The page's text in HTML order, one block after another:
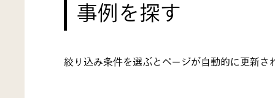
事例を探す
絞り込み条件を選ぶとページが自動的に更新さ